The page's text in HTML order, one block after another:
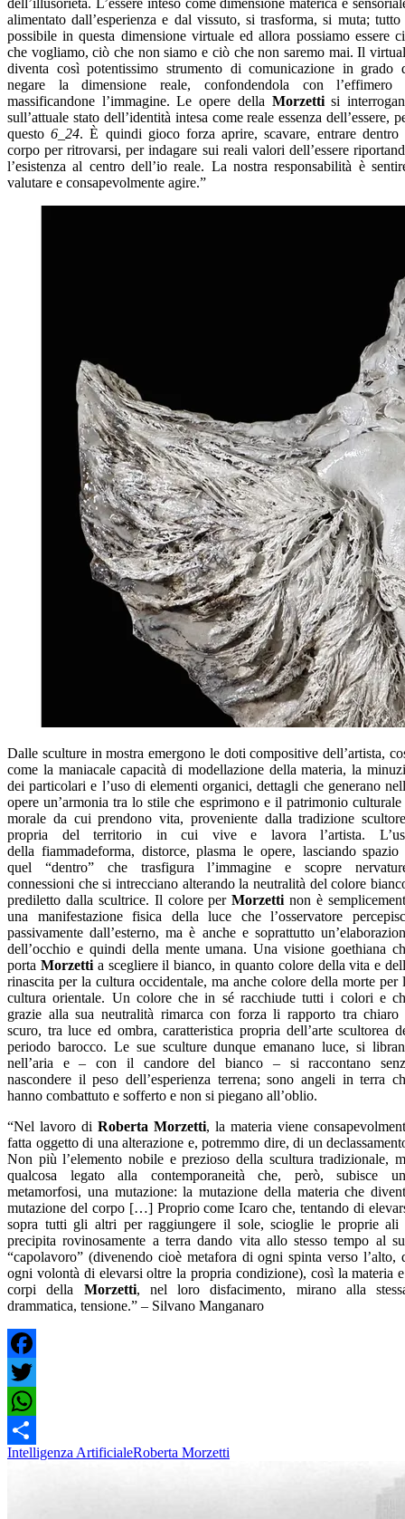
alimentato dall’esperienza e dal vissuto, si trasforma, si muta; tutto
possibile in questa dimensione virtuale ed allora possiamo essere
che vogliamo, ciò che non siamo e ciò che non saremo mai. Il
diventa così potentissimo strumento di comunicazione in grado
negare la dimensione reale, confondendola con l’effimero
massificandone l’immagine. Le opere della Morzettisi
sull’attuale stato dell’identità intesa come reale essenza dell’essere,
questo6_24. È quindi gioco forza aprire, scavare, entrare dentro
corpo per ritrovarsi, per indagare sui reali valori dell’essere
l’esistenza al centro dell’io reale. La nostra responsabilità è
valutare e consapevolmente agire.”
Dalle sculture in mostra emergono le doti compositive dell’artista,
come la maniacale capacità di modellazione della materia, la
dei particolari e l’uso di elementi organici, dettagli che generano
opere un’armonia tra lo stile che esprimono e il patrimonio culturale
morale da cui prendono vita, proveniente dalla tradizione
propria del territorio in cui vive e lavora l’artista.
della fiammadeforma, distorce, plasma le opere, lasciando spazio
quel “dentro” che trasfigura l’immagine e scopre
connessioni che si intrecciano alterando la neutralità del colore
prediletto dalla scultrice. Il colore perMorzetti non è
una manifestazione fisica della luce che l’osservatore
passivamente dall’esterno, ma è anche e soprattutto
dell’occhio e quindi della mente umana. Una visione goethiana
porta Morzettia scegliere il bianco, in quanto colore della vita e
rinascita per la cultura occidentale, ma anche colore della morte per
cultura orientale. Un colore che in sé racchiude tutti i colori e
grazie alla sua neutralità rimarca con forza li rapporto tra chiaro
scuro, tra luce ed ombra, caratteristica propria dell’arte scultorea
periodo barocco. Le sue sculture dunque emanano luce, si
nell’aria e – con il candore del bianco – si raccontano
nascondere il peso dell’esperienza terrena; sono angeli in terra
hanno combattuto e sofferto e non si piegano all’oblio.
“Nel lavoro di Roberta Morzetti, la materia viene
fatta oggetto di una alterazione e, potremmo dire, di un
Non più l’elemento nobile e prezioso della scultura tradizionale,
qualcosa legato alla contemporaneità che, però, subisce
metamorfosi, una mutazione: la mutazione della materia che
mutazione del corpo […] Proprio come Icaro che, tentando di
sopra tutti gli altri per raggiungere il sole, scioglie le proprie ali
precipita rovinosamente a terra dando vita allo stesso tempo al
“capolavoro” (divenendo cioè metafora di ogni spinta verso l’alto,
ogni volontà di elevarsi oltre la propria condizione), così la materia
corpi della Morzetti, nel loro disfacimento, mirano alla
drammatica, tensione.” – Silvano Manganaro
Facebook
Twitter
WhatsApp
Share
Intelligenza ArtificialeRoberta Morzetti